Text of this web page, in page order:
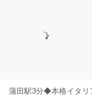
蒲田駅3分◆本格イタリ